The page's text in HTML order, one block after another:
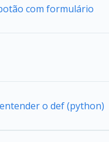
com formulário
o def (python)